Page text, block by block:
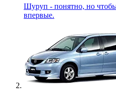
Шуруп - понятно, но
впервые.